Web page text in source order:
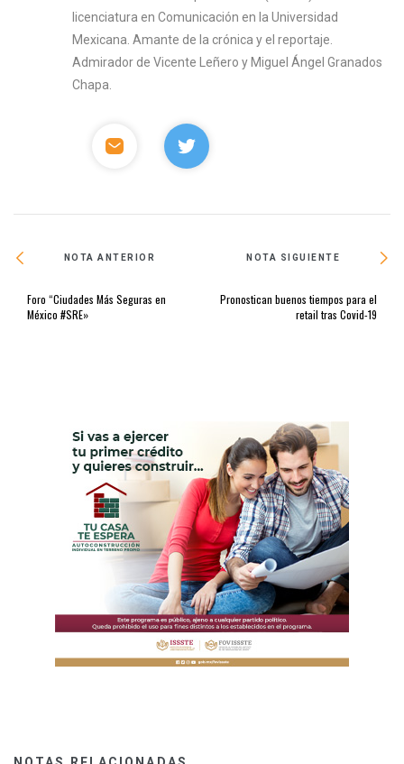
licenciatura en Comunicación en la Universidad
Mexicana. Amante de la crónica y el reportaje.
Admirador de Vicente Leñero y Miguel Ángel Granados
Chapa.
NOTA ANTERIOR
Foro “Ciudades Más Seguras en
México #SRE»
NOTA SIGUIENTE
Pronostican buenos tiempos para el
retail tras Covid-19